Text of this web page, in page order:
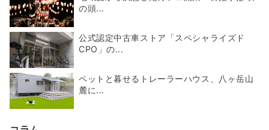
の頭...
公式認定中古車ストア「スペシャライズド
CPO」の...
ペットと暮せるトレーラーハウス、八ヶ岳山
麓に...